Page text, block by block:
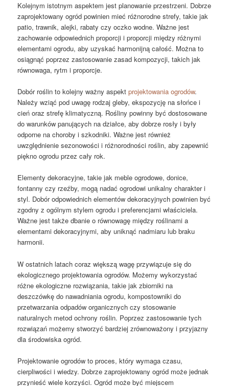
Kolejnym istotnym aspektem jest planowanie przestrzeni. Dobrze
zaprojektowany ogród powinien mieć różnorodne strefy, takie jak
patio, trawnik, alejki, rabaty czy oczko wodne. Ważne jest
zachowanie odpowiednich proporcji i proporcji między różnymi
elementami ogrodu, aby uzyskać harmonijną całość. Można to
osiągnąć poprzez zastosowanie zasad kompozycji, takich jak
równowaga, rytm i proporcje.
Dobór roślin to kolejny ważny aspektprojektowania ogrodów.
Należy wziąć pod uwagę rodzaj gleby, ekspozycję na słońce i
cień oraz strefę klimatyczną. Rośliny powinny być dostosowane
do warunków panujących na działce, aby dobrze rosły i były
odporne na choroby i szkodniki. Ważne jest również
uwzględnienie sezonowości i różnorodności roślin, aby zapewnić
piękno ogrodu przez cały rok.
Elementy dekoracyjne, takie jak meble ogrodowe, donice,
fontanny czy rzeźby, mogą nadać ogrodowi unikalny charakter i
styl. Dobór odpowiednich elementów dekoracyjnych powinien być
zgodny z ogólnym stylem ogrodu i preferencjami właściciela.
Ważne jest także dbanie o równowagę między roślinami a
elementami dekoracyjnymi, aby uniknąć nadmiaru lub braku
harmonii.
W ostatnich latach coraz większą wagę przywiązuje się do
ekologicznego projektowania ogrodów. Możemy wykorzystać
różne ekologiczne rozwiązania, takie jak zbiorniki na
deszczówkę do nawadniania ogrodu, kompostowniki do
przetwarzania odpadów organicznych czy stosowanie
naturalnych metod ochrony roślin. Poprzez zastosowanie tych
rozwiązań możemy stworzyć bardziej zrównoważony i przyjazny
dla środowiska ogród.
Projektowanie ogrodów to proces, który wymaga czasu,
cierpliwości i wiedzy. Dobrze zaprojektowany ogród może jednak
przynieść wiele korzyści. Ogród może być miejscem